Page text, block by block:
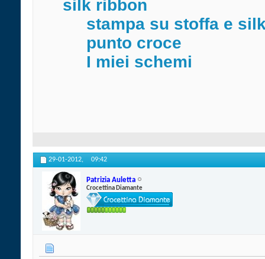
silk ribbon
stampa su stoffa e
punto croce
I miei schemi
29-01-2012, 09:42
Patrizia Auletta
Crocettina Diamante